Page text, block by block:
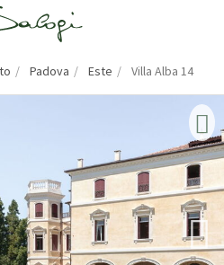
Padova Este Villa Alba 14